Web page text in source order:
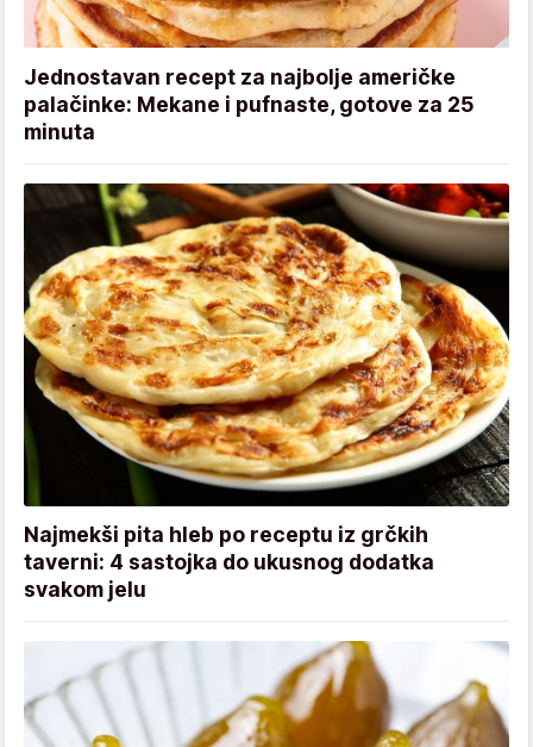
Jednostavan recept za najbolje američke
palačinke: Mekane i pufnaste, gotove za 25
minuta
Najmekši pita hleb po receptu iz grčkih
taverni: 4 sastojka do ukusnog dodatka
svakom jelu